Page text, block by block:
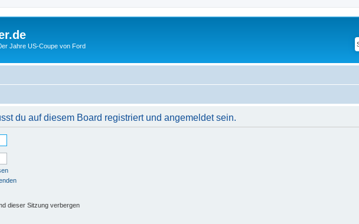
Jahre US-Coupe von Ford
du auf diesem Board registriert und angemeldet sein.
dieser Sitzung verbergen